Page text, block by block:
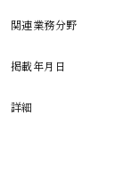
関連業務分野
掲載年月日
詳細